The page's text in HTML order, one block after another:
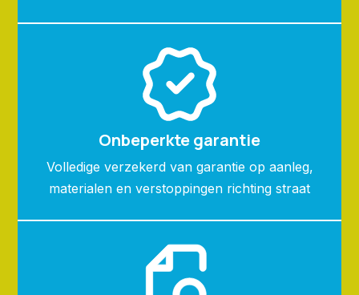
Onbeperkte garantie
Volledige verzekerd van garantie op aanleg,
materialen en verstoppingen richting straat